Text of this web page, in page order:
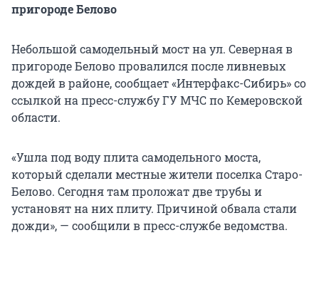
пригороде Белово
Небольшой самодельный мост на ул. Северная в
пригороде Белово провалился после ливневых
дождей в районе, сообщает «Интерфакс-Сибирь» со
ссылкой на пресс-службу ГУ МЧС по Кемеровской
области.
«Ушла под воду плита самодельного моста,
который сделали местные жители поселка Старо-
Белово. Сегодня там проложат две трубы и
установят на них плиту. Причиной обвала стали
дожди», — сообщили в пресс-службе ведомства.